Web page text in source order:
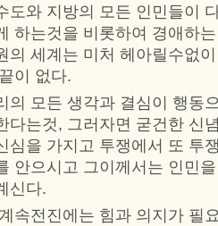
도와 지방의 모든 인민들이
하는것을 비롯하여 경애하
의 세계는 미처 헤아릴수없
이 없다.
의 모든 생각과 결심이 행동
다는것, 그러자면 굳건한 신
심을 가지고 투쟁에서 또 투
안으시고 그이께서는 인민
신다.
속전진에는 힘과 의지가 필